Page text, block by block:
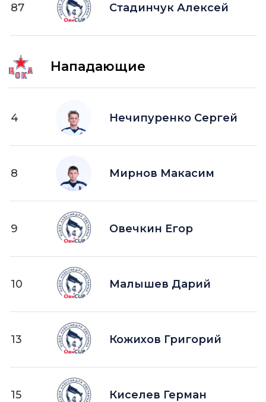
87 Стадинчук Алексей
Нападающие
4 Нечипуренко Сергей
8 Мирнов Макасим
9 Овечкин Егор
10 Малышев Дарий
13 Кожихов Григорий
15 Киселев Герман